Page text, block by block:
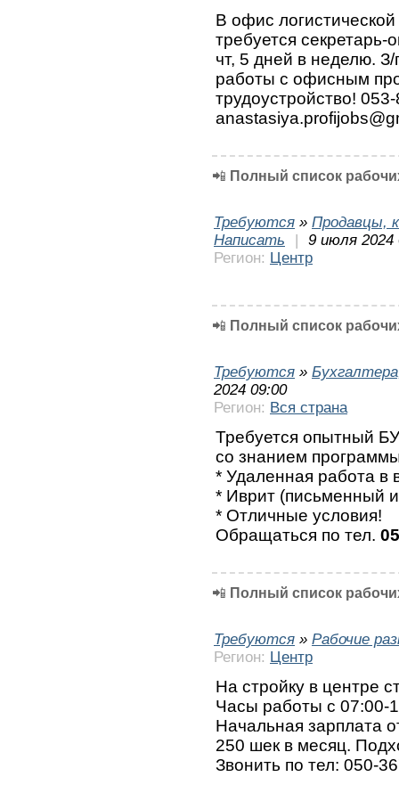
В офис
требуется
чт, 5 дней в неделю.
работы с офисным
трудоустройство!
📲 Полный список
Требуются » Продавцы,
Написать
|
9 июля 2024
Регион: Центр
📲 Полный список
Требуются »
2024 09:00
Регион: Вся страна
Требуется опытный
со знанием
* Удаленная работа в
* Иврит (письменный
* Отличные условия!
Обращаться по тел.
📲 Полный список
Требуются » Рабочие
Регион: Центр
На стройку в центре
Часы работы с 07:00-
Начальная зарплата
250 шек в месяц.
Звонить по тел: 050-